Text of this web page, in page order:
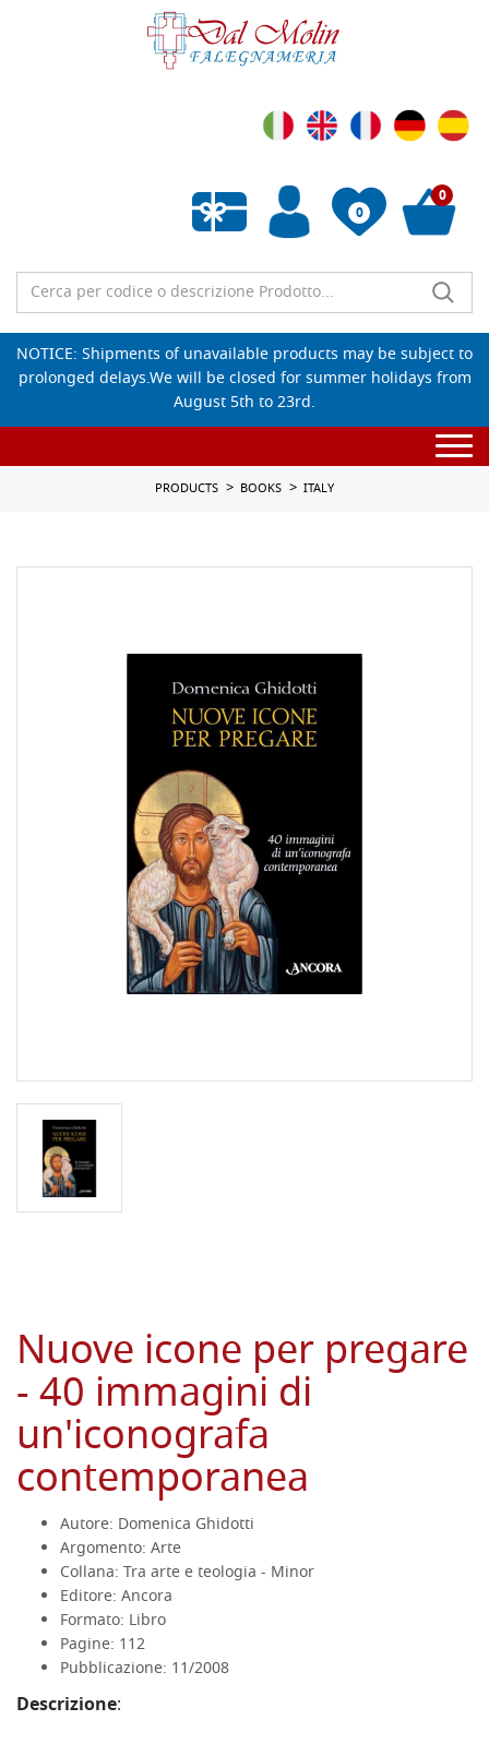
0
Empty wishlist
0
NOTICE: Shipments of unavailable products may be subject to
prolonged delays.We will be closed for summer holidays from
August 5th to 23rd.
PRODUCTS BOOKS ITALY
Nuove icone per pregare
- 40 immagini di
un'iconografa
contemporanea
Autore: Domenica Ghidotti
Argomento: Arte
Collana: Tra arte e teologia - Minor
Editore: Ancora
Formato: Libro
Pagine: 112
Pubblicazione: 11/2008
Descrizione: